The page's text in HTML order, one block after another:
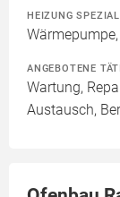
HEIZUNG
ANGEBOTENE
Wartung,
Austausch,